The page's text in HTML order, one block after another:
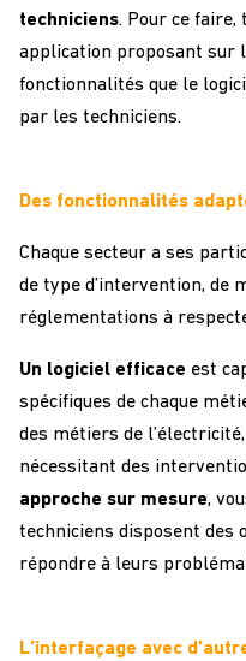
techniciens. Pour ce faire,
application proposant sur
fonctionnalités que le
par les techniciens.
Des fonctionnalités
Chaque secteur a ses
de type d’intervention, de
réglementations à
Un logiciel efficace est
spécifiques de chaque
des métiers de
nécessitant des
approche sur mesure,
techniciens disposent des
répondre à leurs
L’interfaçage avec